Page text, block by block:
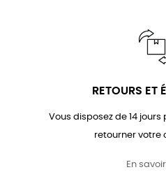
RETOURS ET
Vous disposez de 14
retourner votre
En